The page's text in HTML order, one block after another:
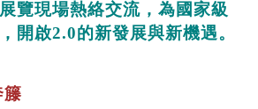
覽現場熱絡交流，為國家級
開啟2.0的新發展與新機遇。
籐